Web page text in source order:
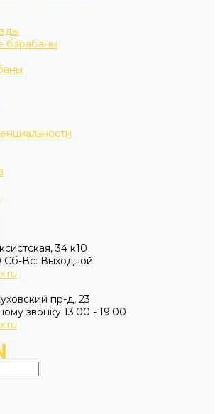
барабаны
34 к10
Cб-Вс: Выходной
пр-д, 23
звонку 13.00 - 19.00